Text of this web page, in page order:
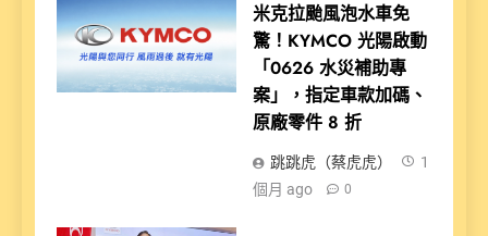
米克拉颱風泡水車免
驚！KYMCO 光陽啟動
「0626 水災補助專
案」，指定車款加碼、
原廠零件 8 折
跳跳虎（蔡虎虎）
1
個月 ago
0